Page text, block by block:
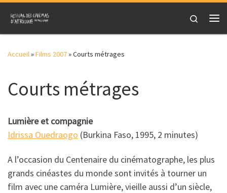
Skip to content
Search
Accueil»Films 2007»Courts métrages
Courts métrages
Lumière et compagnie
Idrissa Ouedraogo (Burkina Faso, 1995, 2 minutes)
A l’occasion du Centenaire du cinématographe, les plus
grands cinéastes du monde sont invités à tourner un
film avec une caméra Lumière, vieille aussi d’un siècle,